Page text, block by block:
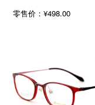
零售价：¥498.00